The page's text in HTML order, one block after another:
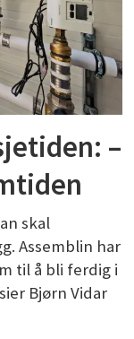
–
skal
Assemblin har
til å bli ferdig i
Bjørn Vidar